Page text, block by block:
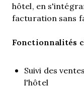
hôtel, en
facturation sans
Fonctionnalités
Suivi des
l'hôtel